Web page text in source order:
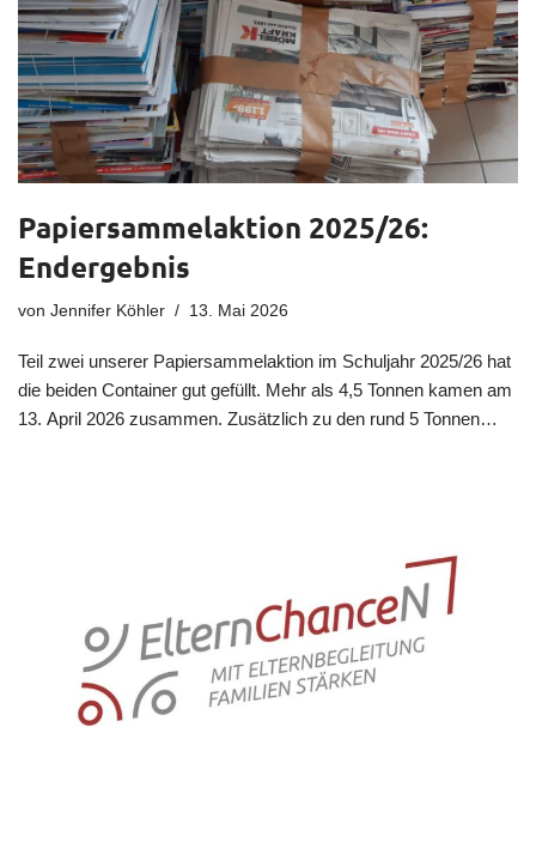
Papiersammelaktion 2025/26:
Endergebnis
von Jennifer Köhler 13. Mai 2026
Teil zwei unserer Papiersammelaktion im Schuljahr 2025/26 hat
die beiden Container gut gefüllt. Mehr als 4,5 Tonnen kamen am
13. April 2026 zusammen. Zusätzlich zu den rund 5 Tonnen…